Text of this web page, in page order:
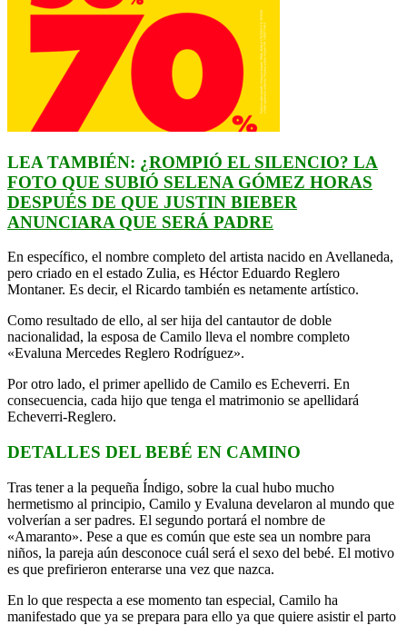
LEA TAMBIÉN: ¿ROMPIÓ EL SILENCIO? LA
FOTO QUE SUBIÓ SELENA GÓMEZ HORAS
DESPUÉS DE QUE JUSTIN BIEBER
ANUNCIARA QUE SERÁ PADRE
En específico, el nombre completo del artista nacido en Avellaneda,
pero criado en el estado Zulia, es Héctor Eduardo Reglero
Montaner. Es decir, el Ricardo también es netamente artístico.
Como resultado de ello, al ser hija del cantautor de doble
nacionalidad, la esposa de Camilo lleva el nombre completo
«Evaluna Mercedes Reglero Rodríguez».
Por otro lado, el primer apellido de Camilo es Echeverri. En
consecuencia, cada hijo que tenga el matrimonio se apellidará
Echeverri-Reglero.
DETALLES DEL BEBÉ EN CAMINO
Tras tener a la pequeña Índigo, sobre la cual hubo mucho
hermetismo al principio, Camilo y Evaluna develaron al mundo que
volverían a ser padres. El segundo portará el nombre de
«Amaranto». Pese a que es común que este sea un nombre para
niños, la pareja aún desconoce cuál será el sexo del bebé. El motivo
es que prefirieron enterarse una vez que nazca.
En lo que respecta a ese momento tan especial, Camilo ha
manifestado que ya se prepara para ello ya que quiere asistir el parto